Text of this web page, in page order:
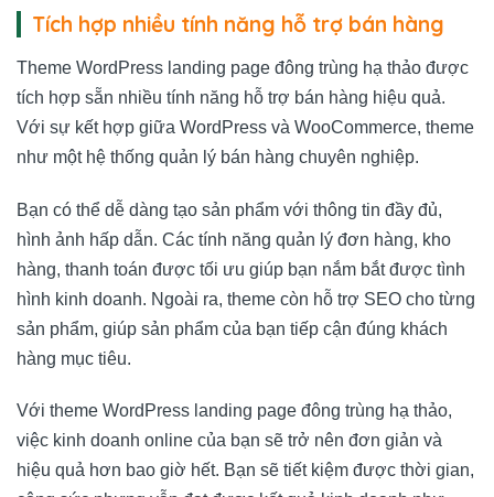
Tích hợp nhiều tính năng hỗ trợ bán hàng
Theme WordPress landing page đông trùng hạ thảo được
tích hợp sẵn nhiều tính năng hỗ trợ bán hàng hiệu quả.
Với sự kết hợp giữa WordPress và WooCommerce, theme
như một hệ thống quản lý bán hàng chuyên nghiệp.
Bạn có thể dễ dàng tạo sản phẩm với thông tin đầy đủ,
hình ảnh hấp dẫn. Các tính năng quản lý đơn hàng, kho
hàng, thanh toán được tối ưu giúp bạn nắm bắt được tình
hình kinh doanh. Ngoài ra, theme còn hỗ trợ SEO cho từng
sản phẩm, giúp sản phẩm của bạn tiếp cận đúng khách
hàng mục tiêu.
Với theme WordPress landing page đông trùng hạ thảo,
việc kinh doanh online của bạn sẽ trở nên đơn giản và
hiệu quả hơn bao giờ hết. Bạn sẽ tiết kiệm được thời gian,